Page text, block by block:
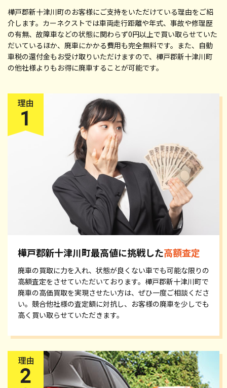
樺戸郡新十津川町のお客様にご支持をいただけている理由をご紹
介します。カーネクストでは車両走行距離や年式、事故や修理歴
の有無、故障車などの状態に関わらず0円以上で買い取らせていた
だいているほか、廃車にかかる費用も完全無料です。また、自動
車税の還付金もお受け取りいただけますので、樺戸郡新十津川町
の他社様よりもお得に廃車することが可能です。
樺戸郡新十津川町最高値に挑戦した高額査定
廃車の買取に力を入れ、状態が良くない車でも可能な限りの
高額査定をさせていただいております。樺戸郡新十津川町で
廃車の高価買取を実現させたい方は、ぜひ一度ご相談くださ
い。競合他社様の査定額に対抗し、お客様の廃車を少しでも
高く買い取らせていただきます。